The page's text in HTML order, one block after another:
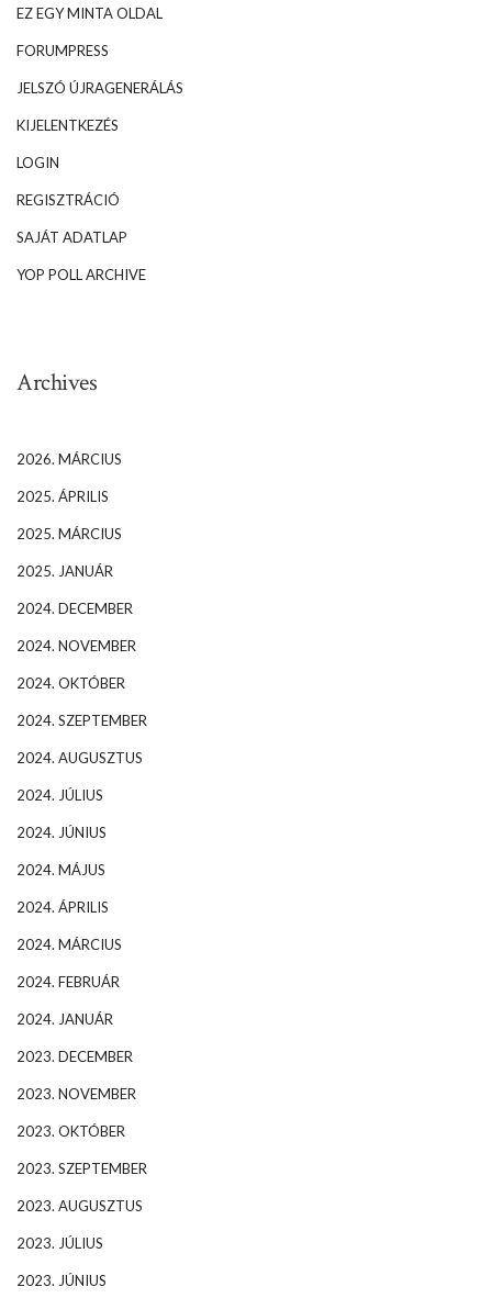
EZ EGY MINTA OLDAL
FORUMPRESS
JELSZÓ ÚJRAGENERÁLÁS
KIJELENTKEZÉS
LOGIN
REGISZTRÁCIÓ
SAJÁT ADATLAP
YOP POLL ARCHIVE
Archives
2026. MÁRCIUS
2025. ÁPRILIS
2025. MÁRCIUS
2025. JANUÁR
2024. DECEMBER
2024. NOVEMBER
2024. OKTÓBER
2024. SZEPTEMBER
2024. AUGUSZTUS
2024. JÚLIUS
2024. JÚNIUS
2024. MÁJUS
2024. ÁPRILIS
2024. MÁRCIUS
2024. FEBRUÁR
2024. JANUÁR
2023. DECEMBER
2023. NOVEMBER
2023. OKTÓBER
2023. SZEPTEMBER
2023. AUGUSZTUS
2023. JÚLIUS
2023. JÚNIUS